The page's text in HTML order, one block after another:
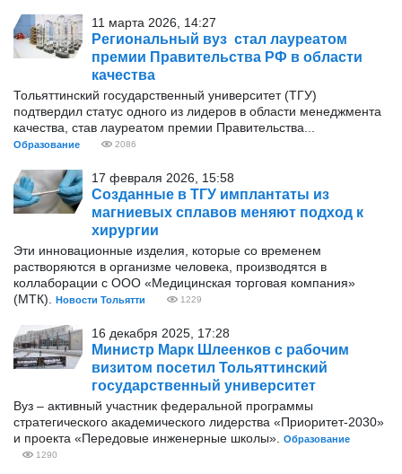
11 марта 2026, 14:27
Региональный вуз стал лауреатом
премии Правительства РФ в области
качества
Тольяттинский государственный университет (ТГУ)
подтвердил статус одного из лидеров в области менеджмента
качества, став лауреатом премии Правительства...
Образование 2086
17 февраля 2026, 15:58
Созданные в ТГУ имплантаты из
магниевых сплавов меняют подход к
хирургии
Эти инновационные изделия, которые со временем
растворяются в организме человека, производятся в
коллаборации с ООО «Медицинская торговая компания»
(МТК).
Новости Тольятти 1229
16 декабря 2025, 17:28
Министр Марк Шлеенков с рабочим
визитом посетил Тольяттинский
государственный университет
Вуз – активный участник федеральной программы
стратегического академического лидерства «Приоритет-2030»
и проекта «Передовые инженерные школы».
Образование
1290